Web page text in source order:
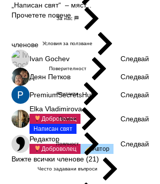
„Написан свят“ – мяст...
Прочетете повече
членове
Ivan Gochev
Следвай
Деян Петков Следвай
PremiumSecretsHub
Следвай
Elka Vladimirova
Доброволец
Написан свят
Следвай
Редактор
Доброволец Автор
Следвай
Вижте всички членове (21)
За нас 🏁
Условия за ползване
Поверителност
Контакти
Правни
Лоялност
Често задавани въпроси